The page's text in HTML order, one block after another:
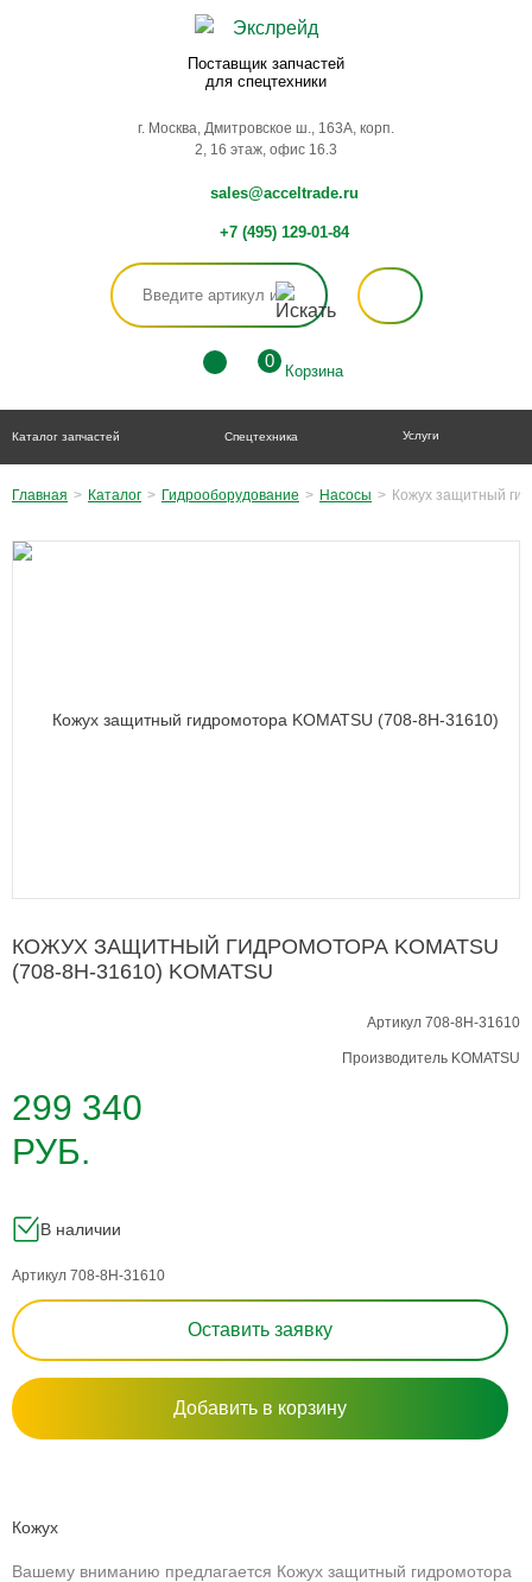
Поставщик запчастей
для спецтехники
г. Москва, Дмитровское ш., 163А, корп.
2, 16 этаж, офис 16.3
sales@acceltrade.ru
+7 (495) 129-01-84
0
Корзина
Каталог запчастей Спецтехника Услуги
Главная > Каталог > Гидрооборудование > Насосы > Кожух защитный
КОЖУХ ЗАЩИТНЫЙ ГИДРОМОТОРА KOMATSU
(708-8H-31610) KOMATSU
Артикул 708-8H-31610
Производитель KOMATSU
299 340
РУБ.
В наличии
Артикул 708-8H-31610
Оставить заявку
Добавить в корзину
Кожух
Вашему вниманию предлагается Кожух защитный гидромотора